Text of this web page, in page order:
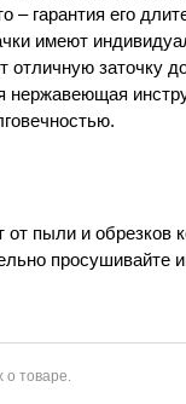
– гарантия его
имеют
отличную заточку
нержавеющая
от пыли и
просушивайте
о товаре.